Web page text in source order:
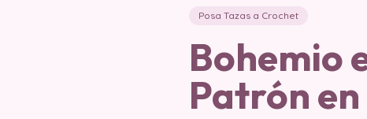
Posa Tazas a Crochet
Bohemio
Patrón